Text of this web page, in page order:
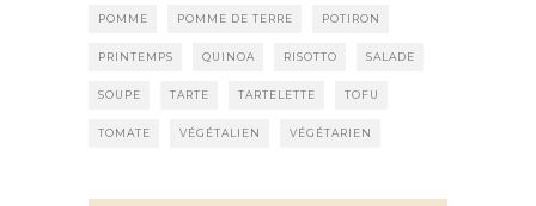
POMME POMME DE TERRE POTIRON
PRINTEMPS QUINOA RISOTTO SALADE
SOUPE TARTE TARTELETTE TOFU
TOMATE VÉGÉTALIEN VÉGÉTARIEN